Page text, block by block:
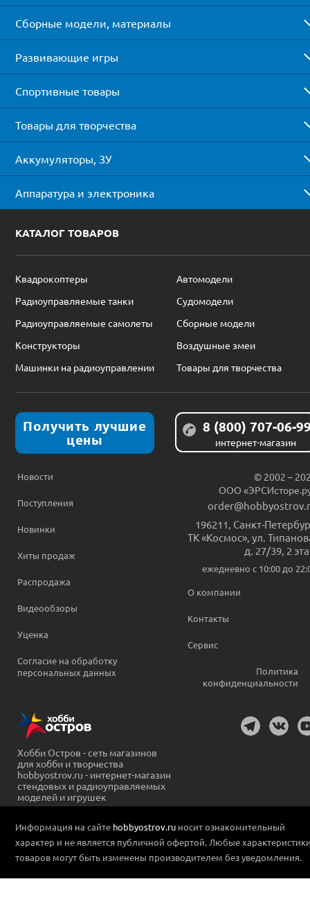
Сборные модели, материалы
Развивающие игры
Спортивные товары
Товары для творчества
Аккумуляторы, ЗУ
Аппаратура и электроника
КАТАЛОГ ТОВАРОВ
Квадрокоптеры
Автомодели
Радиоуправляемые танки
Судомодели
Радиоуправляемые самолеты
Сборные модели
Конструкторы
Воздушные змеи
Машинки на радиоуправлении
Товары для творчества
Получить лучшие
цены
8 (800) 707-06-
интернет-магазин
Новости
Поступления
Новинки
Хиты продаж
Распродажа
Видеообзоры
Уценка
Согласие на обработку
персональных данных
© 2002 –
ООО
196211 Санкт-
ТК «Космос», ул.
д. 27/39, 2
ежедневно c 10:00 до
О компании
Контакты
Сервис
Политика
конфиденциальности
Хобби Остров - сеть магазинов
для хобби и творчества
hobbyostrov.ru - интернет-магазин
стендовых и радиоуправляемых
моделей и игрушек
Информация на сайте hobbyostrov.ru носит ознакомительный
характер и не является публичной офертой. Любые
товаров могут быть изменены производителем без уведомления.